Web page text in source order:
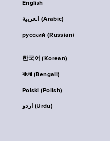
English
العربية (Arabic)
русский (Russian)
한국어 (Korean)
বাংলা (Bengali)
Polski (Polish)
اردو (Urdu)